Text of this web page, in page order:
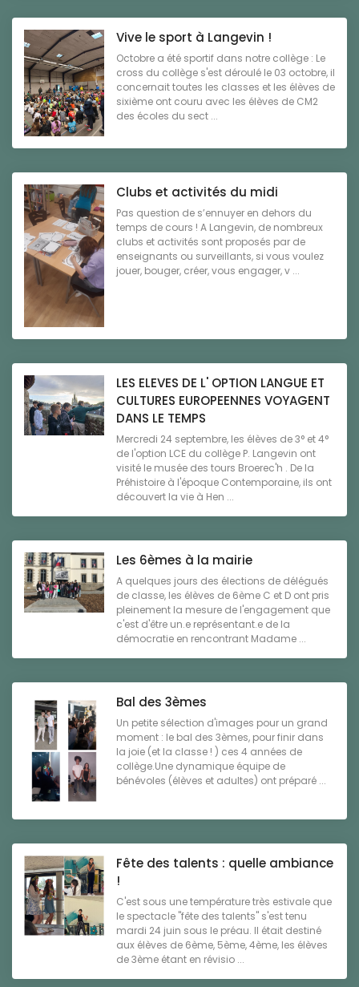
Vive le sport à Langevin !
Octobre a été sportif dans notre collège : Le
cross du collège s'est déroulé le 03 octobre, il
concernait toutes les classes et les élèves de
sixième ont couru avec les élèves de CM2
des écoles du sect ...
Clubs et activités du midi
Pas question de s’ennuyer en dehors du
temps de cours ! A Langevin, de nombreux
clubs et activités sont proposés par de
enseignants ou surveillants, si vous voulez
jouer, bouger, créer, vous engager, v ...
LES ELEVES DE L' OPTION LANGUE ET
CULTURES EUROPEENNES VOYAGENT
DANS LE TEMPS
Mercredi 24 septembre, les élèves de 3° et 4°
de l'option LCE du collège P. Langevin ont
visité le musée des tours Broerec'h . De la
Préhistoire à l'époque Contemporaine, ils ont
découvert la vie à Hen ...
Les 6èmes à la mairie
A quelques jours des élections de délégués
de classe, les élèves de 6ème C et D ont pris
pleinement la mesure de l'engagement que
c'est d'être un.e représentant.e de la
démocratie en rencontrant Madame ...
Bal des 3èmes
Un petite sélection d'images pour un grand
moment : le bal des 3èmes, pour finir dans
la joie (et la classe ! ) ces 4 années de
collège.Une dynamique équipe de
bénévoles (élèves et adultes) ont préparé ...
Fête des talents : quelle ambiance
!
C'est sous une température très estivale que
le spectacle "fête des talents" s'est tenu
mardi 24 juin sous le préau. Il était destiné
aux élèves de 6ème, 5ème, 4ème, les élèves
de 3ème étant en révisio ...